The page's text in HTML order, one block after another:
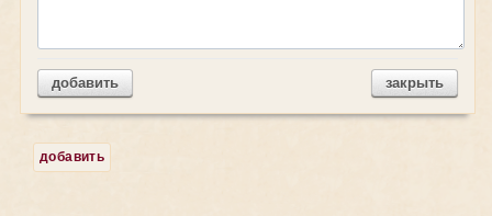
добавить закрыть
добавить